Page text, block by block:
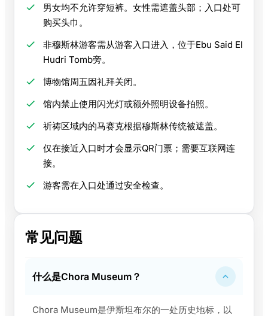
男女均不允许穿短裤。女性需遮盖头部；入口处可
购买头巾。
非穆斯林游客需从游客入口进入，位于Ebu Said El
Hudri Tomb旁。
博物馆周五因礼拜关闭。
馆内禁止使用闪光灯或额外照明设备拍照。
祈祷区域内的马赛克根据穆斯林传统被遮盖。
仅在接近入口时才会显示QR门票；需要互联网连
接。
游客需在入口处通过安全检查。
常见问题
什么是Chora Museum？
Chora Museum是伊斯坦布尔的一处历史地标，以